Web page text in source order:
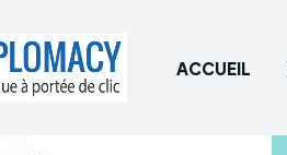
ACCUEIL